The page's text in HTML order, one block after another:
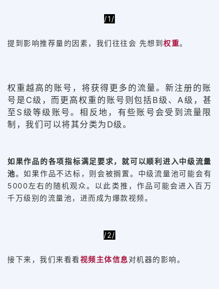
/1/
提到影响推荐量的因素，我们往往会 先想到权重。
权重越高的账号，将获得更多的流量。新注册的账
号是C级，而更高权重的账号则包括B级、A级，甚
至S级等级账号。相反地，有些账号会受到流量限
制，我们可以将其分类为D级。
如果作品的各项指标满足要求，就可以顺利进入中级流量
池。如果作品不达标，则会被搁置。中级流量池可能会有
5000左右的随机观众。以此类推，作品可能会进入百万
千万级别的流量池，进而成为爆款视频。
/2/
接下来，我们来看看视频主体信息对机器的影响。